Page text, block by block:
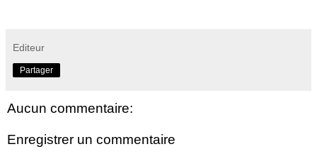
Editeur
Partager
Aucun commentaire:
Enregistrer un commentaire